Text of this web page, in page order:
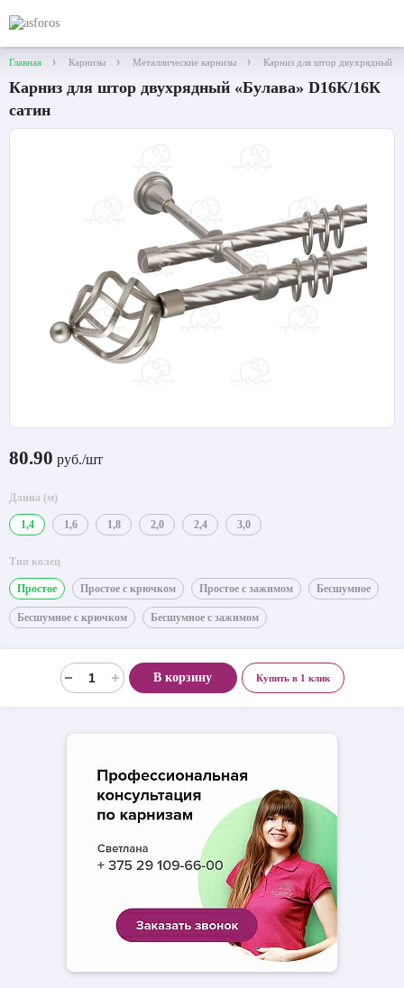
Главная Карнизы Металлические карнизы Карниз для штор двухрядный
Карниз для штор двухрядный «Булава» D16К/16К
сатин
80.90 руб./шт
Длина (м)
1,4 1,6 1,8 2,0 2,4 3,0
Тип колец
Простое Простое с крючком Простое с зажимом Бесшумное
Бесшумное с крючком Бесшумное с зажимом
В корзину Купить в 1 клик